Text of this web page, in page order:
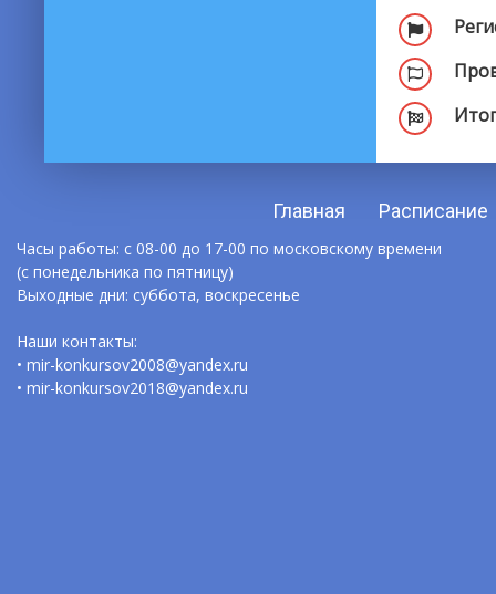
Главная Расписание
Часы работы: с 08-00 до 17-00 по московскому времени
(с понедельника по пятницу)
Выходные дни: суббота, воскресенье
Наши контакты:
• mir-konkursov2008@yandex.ru
• mir-konkursov2018@yandex.ru